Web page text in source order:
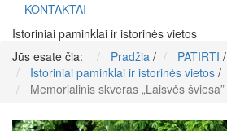
KONTAKTAI
Istoriniai paminklai ir istorinės vietos
Jūs esate čia:
Pradžia / PATIRTI /
Istoriniai paminklai ir istorinės vietos /
Memorialinis skveras „Laisvės šviesa”